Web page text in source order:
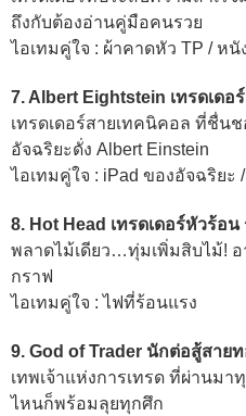
ถึงกับต้องอ่านคู่มือคนรวย
ไอเทมคู่ใจ : ผ้าคาดหัว TP / ห
7. Albert Eightstein เทรดเด
เทรดเดอร์สายเทคนิคอล ที่ชื่น
อัจฉริยะดั่ง Albert Einstein
ไอเทมคู่ใจ : iPad ของอัจฉริยะ
8. Hot Head เทรดเดอร์หัวร้อน
พลาดไม้เดียว…ทุ่มเพิ่มสิบไม้!
กราฟ
ไอเทมคู่ใจ : ไฟที่ร้อนแรง
9. God of Trader นักต่อสู้สาย
เทพเจ้าแห่งการเทรด ที่ผ่านม
ไหนก็พร้อมลุยทุกศึก